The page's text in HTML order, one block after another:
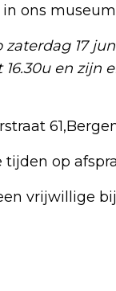
ons
17
en zijn
tijden op
vrijwillige